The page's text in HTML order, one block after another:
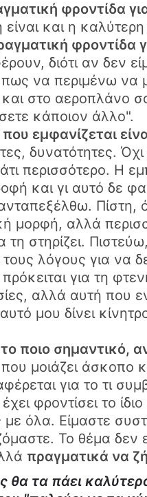
φροντίδα
και η
φροντίδα
διότι αν δεν
πως να περιμένω
στο αεροπλάνο
κάποιον άλλο".
εμφανίζεται
δυνατότητες.
περισσότερο. Η
και γι αυτό δε
Πίστη,
μορφή, αλλά
τη στηρίζει.
τους λόγους για να
για τη
αλλά αυτή που
μου δίνει
ποιο σημαντικό,
μοιάζει άσκοπο
για το τι
έχει φροντίσει το
με όλα. Είμαστε
Το θέμα δεν
πραγματικά να
θα τα πάει